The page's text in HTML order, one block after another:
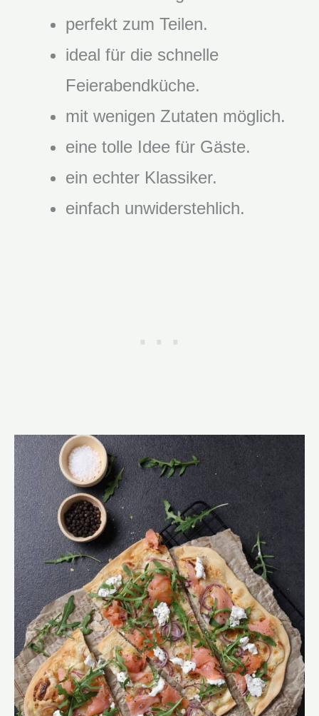
perfekt zum Teilen.
ideal für die schnelle
Feierabendküche.
mit wenigen Zutaten möglich.
eine tolle Idee für Gäste.
ein echter Klassiker.
einfach unwiderstehlich.